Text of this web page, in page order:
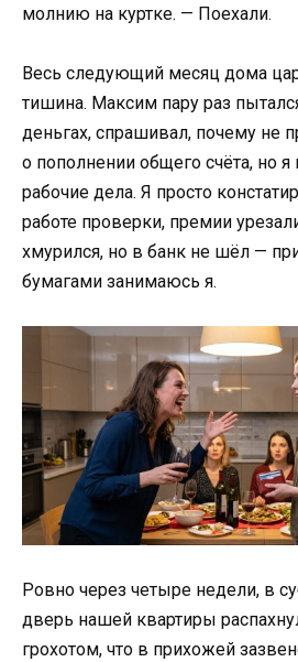
молнию на куртке. — Поехали.
Весь следующий месяц дома
тишина. Максим пару раз
деньгах, спрашивал, почему не
о пополнении общего счёта, но
рабочие дела. Я просто
работе проверки, премии
хмурился, но в банк не шёл —
бумагами занимаюсь я.
Ровно через четыре недели, в
дверь нашей квартиры
грохотом, что в прихожей